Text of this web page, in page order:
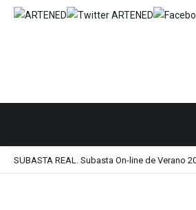
SUBASTA REAL. Subasta On-line de Verano